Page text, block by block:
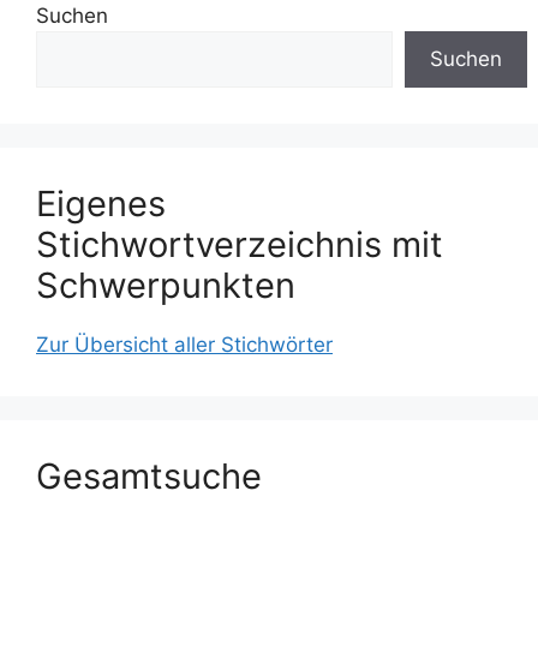
Suchen
Suchen
Eigenes
Stichwortverzeichnis mit
Schwerpunkten
Zur Übersicht aller Stichwörter
Gesamtsuche